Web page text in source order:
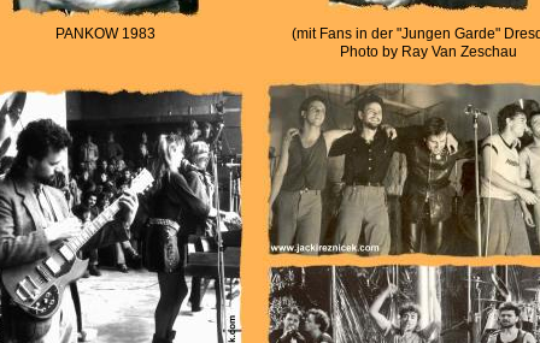
PANKOW 1983
(mit Fans in der "Jungen Garde"
Photo by Ray Van Zeschau